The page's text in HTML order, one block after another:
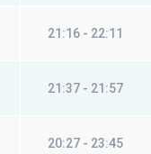
21:16 - 22:11
21:37 - 21:57
20:27 - 23:45